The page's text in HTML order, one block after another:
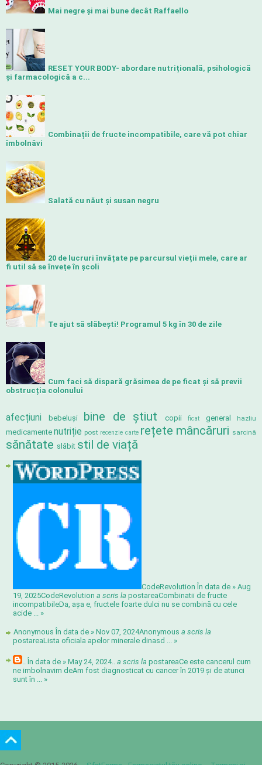
Mai negre și mai bune decât Raffaello
RESET YOUR BODY- abordare nutrițională, psihologică
și farmacologică a c...
Combinații de fructe incompatibile, care vă pot chiar
îmbolnăvi
Salată cu năut și susan negru
20 de lucruri învățate pe parcursul vieții mele, care ar
fi util să se învețe în școli
Te ajut să slăbeşti! Programul 5 kg în 30 de zile
Cum faci să dispară grăsimea de pe ficat și să previi
obstrucția colonului
afecțiuni bebeluși bine de știut copii ficat general hazliu
medicamente nutriție post recenzie carte rețete mâncăruri sarcină
sănătate slăbit stil de viață
CodeRevolution În data de » Aug
19, 2025CodeRevolution a scris la postareaCombinatii de fructe
incompatibileDa, așa e, fructele foarte dulci nu se combină cu cele
acide ... »
Anonymous În data de » Nov 07, 2024Anonymous a scris la
postareaLista oficiala apelor minerale dinasd ... »
.. În data de » May 24, 2024.. a scris la postareaCe este cancerul cum
ne imbolnavim deAm fost diagnosticat cu cancer în 2019 și de atunci
sunt în ... »